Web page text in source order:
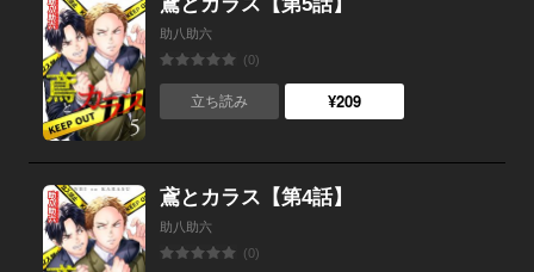
助八助六
(0)
立ち読み ¥209
鳶とカラス【第4話】
助八助六
(0)